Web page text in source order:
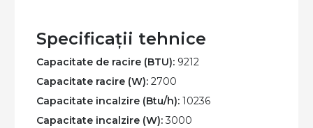
Wi-
Specificații tehnice
Capacitate de racire (BTU): 9212
Capacitate racire (W): 2700
Capacitate incalzire (Btu/h): 10236
Capacitate incalzire (W):3000